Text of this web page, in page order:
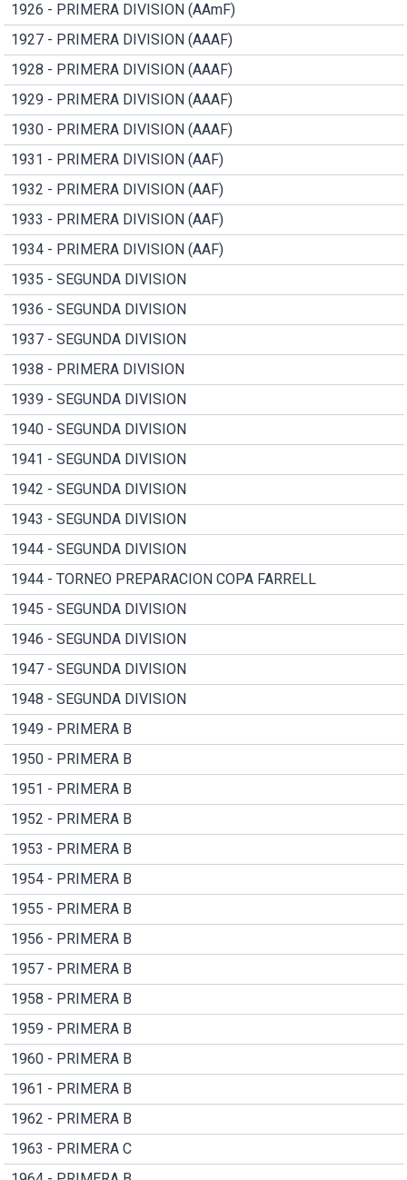
1926 - PRIMERA DIVISION (AAmF)
1927 - PRIMERA DIVISION (AAAF)
1928 - PRIMERA DIVISION (AAAF)
1929 - PRIMERA DIVISION (AAAF)
1930 - PRIMERA DIVISION (AAAF)
1931 - PRIMERA DIVISION (AAF)
1932 - PRIMERA DIVISION (AAF)
1933 - PRIMERA DIVISION (AAF)
1934 - PRIMERA DIVISION (AAF)
1935 - SEGUNDA DIVISION
1936 - SEGUNDA DIVISION
1937 - SEGUNDA DIVISION
1938 - PRIMERA DIVISION
1939 - SEGUNDA DIVISION
1940 - SEGUNDA DIVISION
1941 - SEGUNDA DIVISION
1942 - SEGUNDA DIVISION
1943 - SEGUNDA DIVISION
1944 - SEGUNDA DIVISION
1944 - TORNEO PREPARACION COPA FARRELL
1945 - SEGUNDA DIVISION
1946 - SEGUNDA DIVISION
1947 - SEGUNDA DIVISION
1948 - SEGUNDA DIVISION
1949 - PRIMERA B
1950 - PRIMERA B
1951 - PRIMERA B
1952 - PRIMERA B
1953 - PRIMERA B
1954 - PRIMERA B
1955 - PRIMERA B
1956 - PRIMERA B
1957 - PRIMERA B
1958 - PRIMERA B
1959 - PRIMERA B
1960 - PRIMERA B
1961 - PRIMERA B
1962 - PRIMERA B
1963 - PRIMERA C